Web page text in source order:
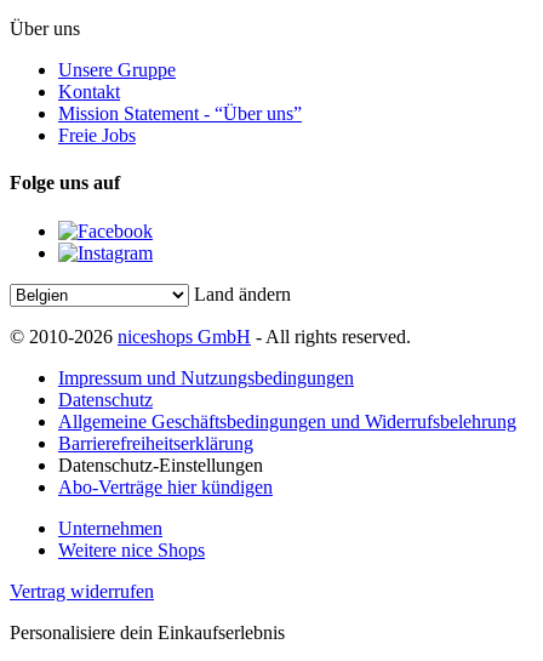
Über uns
Unsere Gruppe
Kontakt
Mission Statement - “Über uns”
Freie Jobs
Folge uns auf
Land ändern
© 2010-2026 niceshops GmbH - All rights reserved.
Impressum und Nutzungsbedingungen
Datenschutz
Allgemeine Geschäftsbedingungen und Widerrufsbelehrung
Barrierefreiheitserklärung
Datenschutz-Einstellungen
Abo-Verträge hier kündigen
Unternehmen
Weitere nice Shops
Vertrag widerrufen
Personalisiere dein Einkaufserlebnis